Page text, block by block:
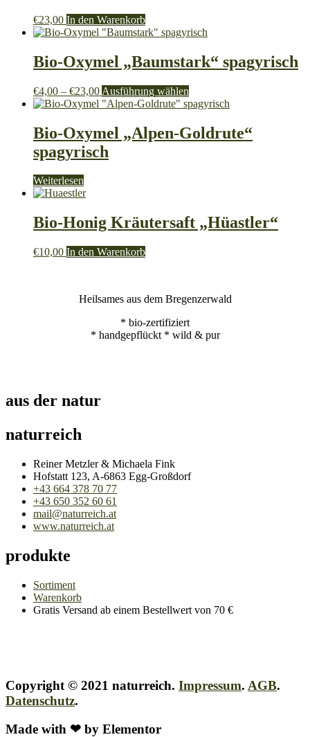
€23,00 In den Warenkorb
Bio-Oxymel „Baumstark“ spagyrisch
€4,00 – €23,00Preisspanne:
€4,00
€23,00
Ausführung wählen
Produkt
mehrere
Varianten
der
Produktseite
Bio-Oxymel „Alpen-Goldrute“
spagyrisch
Weiterlesen
Bio-Honig Kräutersaft „Hüastler“
€10,00 In den Warenkorb
Heilsames aus dem Bregenzerwald
* bio-zertifiziert
* handgepflückt * wild & pur
aus der natur
naturreich
Reiner Metzler & Michaela Fink
Hofstatt 123, A-6863 Egg-Großdorf
+43 664 378 70 77
+43 650 352 60 61
mail@naturreich.at
www.naturreich.at
produkte
Sortiment
Warenkorb
Gratis Versand ab einem Bestellwert von 70 €
Copyright © 2021 naturreich. Impressum. AGB.
Datenschutz.
Made with ❤ by Elementor